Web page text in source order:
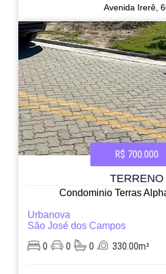
Avenida Irerê,
R$ 700.000
TERRENO
Condominio Terras
Urbanova
São José dos Campos
0 0 0 330.00m²